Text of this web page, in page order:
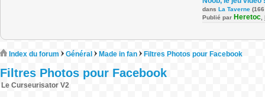
dans La Taverne
Publié par Heretoc
Index du forum Général Made in fan Filtres Photos pour Facebook
Filtres Photos pour Facebook
Le Curseurisator V2